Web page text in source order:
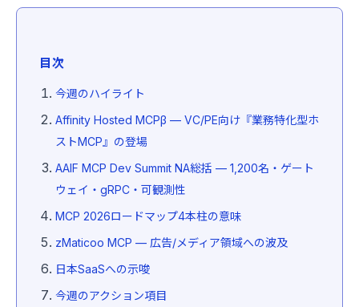
目次
今週のハイライト
Affinity Hosted MCPβ — VC/PE向け『業務特化型ホ
ストMCP』の登場
AAIF MCP Dev Summit NA総括 — 1,200名・ゲート
ウェイ・gRPC・可観測性
MCP 2026ロードマップ4本柱の意味
zMaticoo MCP — 広告/メディア領域への波及
日本SaaSへの示唆
今週のアクション項目